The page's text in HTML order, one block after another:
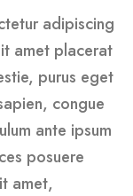
adipiscing
amet placerat
purus eget
congue
ante ipsum
posuere
amet,